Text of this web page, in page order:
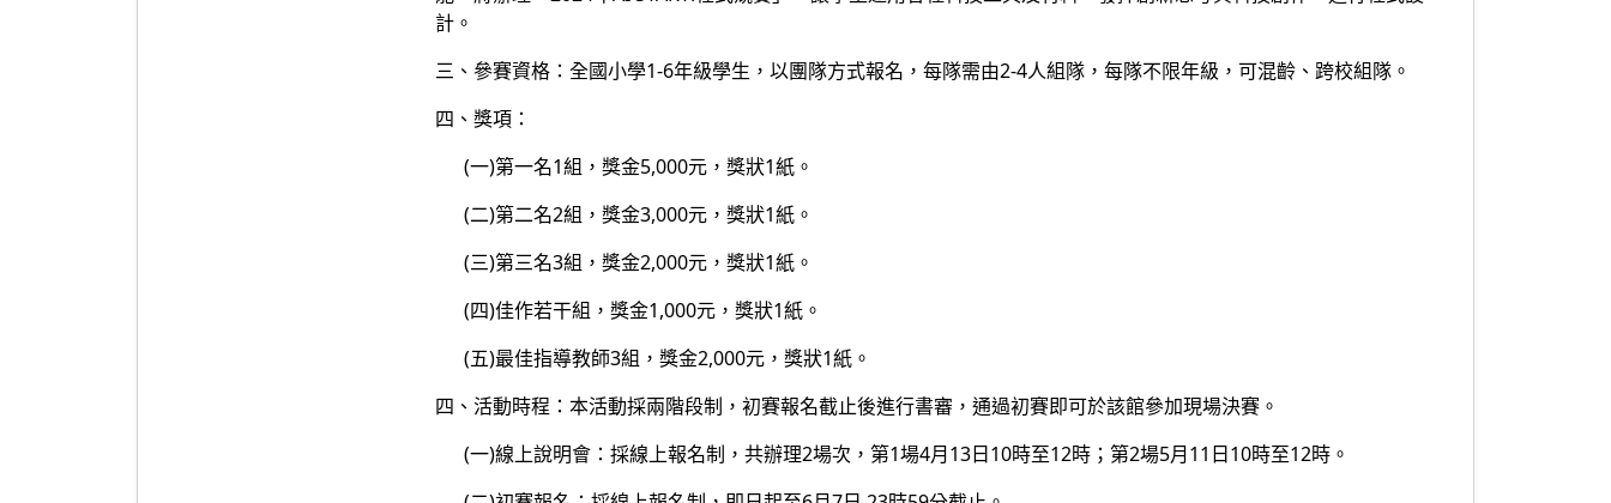
計。
三、參賽資格：全國小學1-6年級學生，以團隊方式報名，每隊需由2-4人組隊，每隊不限年級，可混齡、跨校組隊。
四、獎項：
(一)第一名1組，獎金5,000元，獎狀1紙。
(二)第二名2組，獎金3,000元，獎狀1紙。
(三)第三名3組，獎金2,000元，獎狀1紙。
(四)佳作若干組，獎金1,000元，獎狀1紙。
(五)最佳指導教師3組，獎金2,000元，獎狀1紙。
四、活動時程：本活動採兩階段制，初賽報名截止後進行書審，通過初賽即可於該館參加現場決賽。
(一)線上說明會：採線上報名制，共辦理2場次，第1場4月13日10時至12時；第2場5月11日10時至12時。